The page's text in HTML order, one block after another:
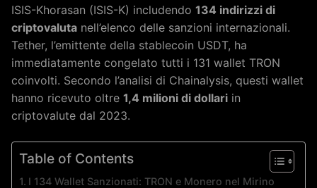
ISIS-Khorasan (ISIS-K) includendo 134 indirizzi di
criptovaluta nell’elenco delle sanzioni internazionali.
Tether, l’emittente della stablecoin USDT, ha
immediatamente congelato tutti i 131 wallet TRON
coinvolti. Secondo l’analisi di Chainalysis, questi wallet
hanno ricevuto oltre 1,4 milioni di dollari in
criptovalute dal 2023.
Table of Contents
I 134 Wallet Sanzionati: TRON e Monero nel Mirino